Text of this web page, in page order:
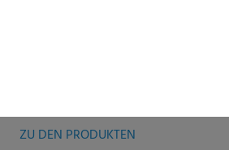
ZU DEN PRODUKTEN